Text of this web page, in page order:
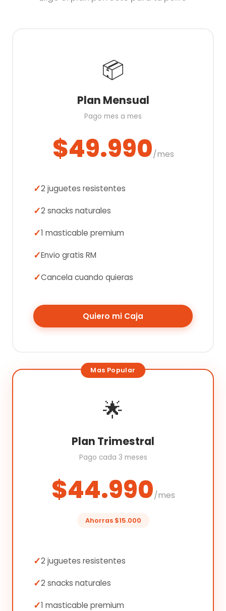
📦
Plan Mensual
Pago mes a mes
$49.990/mes
2 juguetes resistentes
2 snacks naturales
1 masticable premium
Envio gratis RM
Cancela cuando quieras
Quiero mi Caja
🌟
Plan Trimestral
Pago cada 3 meses
$44.990/mes
Ahorras $15.000
2 juguetes resistentes
2 snacks naturales
1 masticable premium